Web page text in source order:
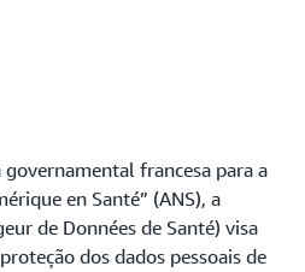
francesa para a
en Santé” (ANS), a
de Données de Santé) visa
dos dados pessoais de